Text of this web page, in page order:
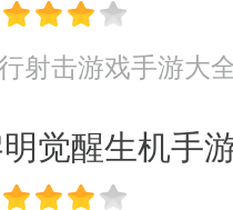
射击游戏手游大
觉醒生机手